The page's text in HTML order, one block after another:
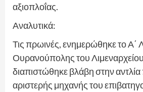
αξιοπλοΐας.
Αναλυτικά:
Τις πρωινές, ενημερώθηκε το Α΄
Ουρανούπολης του Λιμεναρχείου
διαπιστώθηκε βλάβη στην αντλία
αριστερής μηχανής του